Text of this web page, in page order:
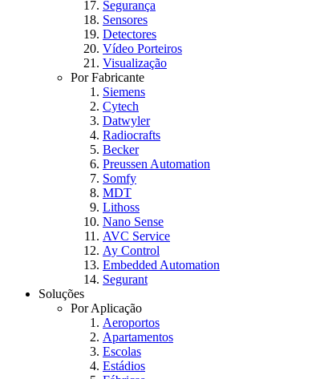
Segurança
Sensores
Detectores
Vídeo Porteiros
Visualização
Por Fabricante
Siemens
Cytech
Datwyler
Radiocrafts
Becker
Preussen Automation
Somfy
MDT
Lithoss
Nano Sense
AVC Service
Ay Control
Embedded Automation
Segurant
Soluções
Por Aplicação
Aeroportos
Apartamentos
Escolas
Estádios